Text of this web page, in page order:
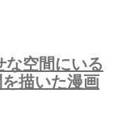
空間にいる
描いた漫画